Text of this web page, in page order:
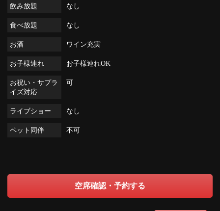
飲み放題 なし
食べ放題 なし
お酒 ワイン充実
お子様連れ お子様連れOK
お祝い・サプラ
イズ対応
可
ライブショー なし
ペット同伴 不可
空席確認・予約する